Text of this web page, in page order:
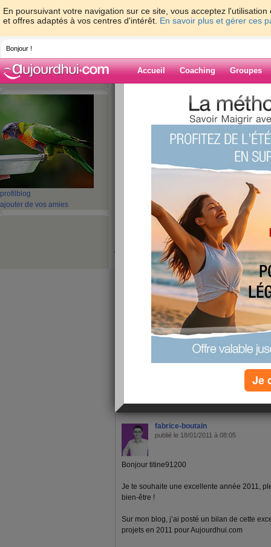
En poursuivant votre navigation sur ce site, vous acceptez
et offres adaptés à vos centres d'intérêt. En savoir plus et gérer ces
Bonjour !
Accueil Coaching Groupes
profil blog
ajouter de vos amies
> >
Blog de
bonjourd
bonjourd a toute sa fais longtemp
connecter car panne ordinnateut.
je souhaite ent trés bonne année 2010 et
sa est je c'est la datte pour mon operation
encore bonne année
Suiv. › »
fabrice-boutain
publié le 18/01/2011 à 08:05
Bonjour titine91200
Je te souhaite une excellente année 2011,
bien-être !
Sur mon blog, j’ai posté un bilan de cette
projets en 2011 pour Aujourdhui.com
Je